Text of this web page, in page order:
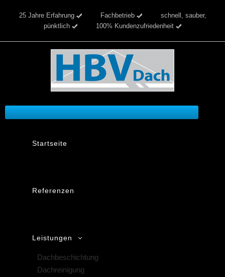
25 Jahre Erfahrung Fachbetrieb
schnell, sauber,
pünktlich
100% Kundenzufriedenheit
Startseite
Referenzen
Leistungen
Dachbeschichtung
Dachreinigung